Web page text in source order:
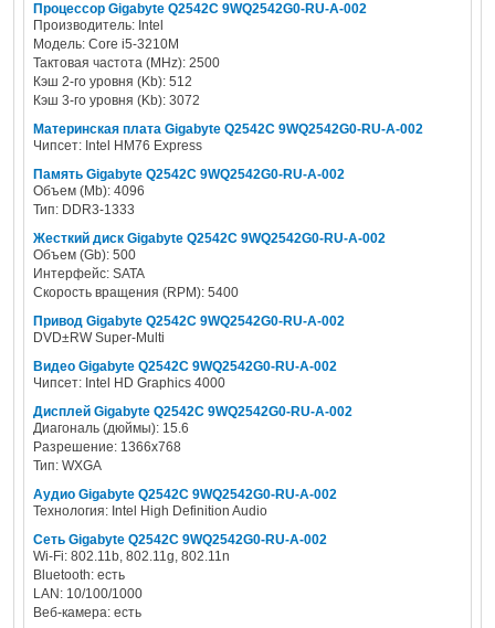
Процессор Gigabyte Q2542C 9WQ2542G0-RU-A-002
Производитель: Intel
Модель: Core i5-3210M
Тактовая частота (MHz): 2500
Кэш 2-го уровня (Kb): 512
Кэш 3-го уровня (Kb): 3072
Материнская плата Gigabyte Q2542C 9WQ2542G0-RU-A-002
Чипсет: Intel HM76 Express
Память Gigabyte Q2542C 9WQ2542G0-RU-A-002
Объем (Mb): 4096
Тип: DDR3-1333
Жесткий диск Gigabyte Q2542C 9WQ2542G0-RU-A-002
Объем (Gb): 500
Интерфейс: SATA
Скорость вращения (RPM): 5400
Привод Gigabyte Q2542C 9WQ2542G0-RU-A-002
DVD±RW Super-Multi
Видео Gigabyte Q2542C 9WQ2542G0-RU-A-002
Чипсет: Intel HD Graphics 4000
Дисплей Gigabyte Q2542C 9WQ2542G0-RU-A-002
Диагональ (дюймы): 15.6
Разрешение: 1366x768
Тип: WXGA
Аудио Gigabyte Q2542C 9WQ2542G0-RU-A-002
Технология: Intel High Definition Audio
Сеть Gigabyte Q2542C 9WQ2542G0-RU-A-002
Wi-Fi: 802.11b, 802.11g, 802.11n
Bluetooth: есть
LAN: 10/100/1000
Веб-камера: есть